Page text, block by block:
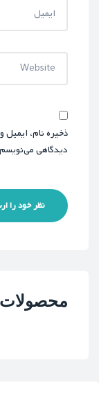
ذخیره نام،
دیدگاهی
نظر خود را